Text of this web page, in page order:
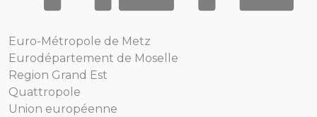
Euro-Métropole de Metz
Eurodépartement de Moselle
Region Grand Est
Quattropole
Union européenne